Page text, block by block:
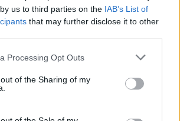
us to third parties on the IAB’s List of
that may further disclose it to other
website/app uses one or more Google
visit or usage behaviour. You may click to
to Google and its third-party tags to
specified purposes in below Google
Processing Opt Outs
of the Sharing of my
AZ AGYAGKATONÁKIG –
WORKSHOP ÉS
hőségriadó idején ráadásul a Várkazamata
látogatható.